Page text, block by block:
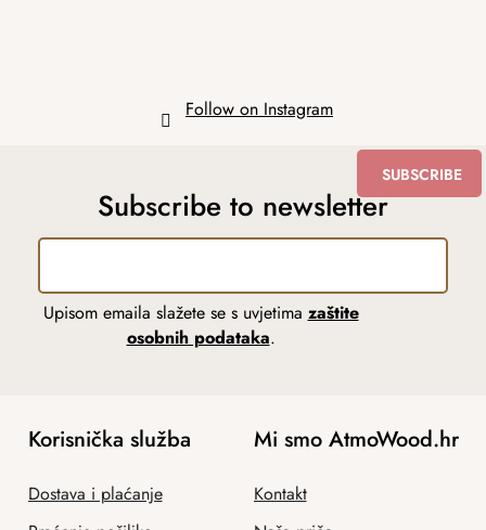
Follow on Instagram
Subscribe to newsletter
Upisom emaila slažete se s uvjetima zaštite
osobnih podataka.
SUBSCRIBE
Korisnička služba
Dostava i plaćanje
Mi smo AtmoWood.hr
Kontakt